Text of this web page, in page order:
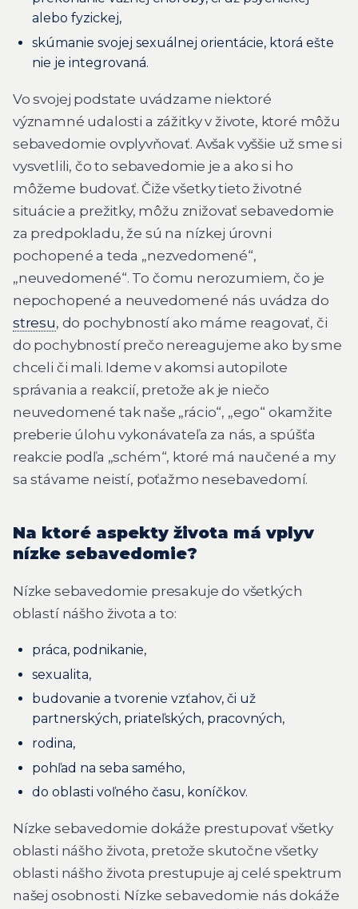
alebo fyzickej,
skúmanie svojej sexuálnej orientácie, ktorá ešte
nie je integrovaná.
Vo svojej podstate uvádzame niektoré
významné udalosti a zážitky v živote, ktoré môžu
sebavedomie ovplyvňovať. Avšak vyššie už sme si
vysvetlili, čo to sebavedomie je a ako si ho
môžeme budovať. Čiže všetky tieto životné
situácie a prežitky, môžu znižovať sebavedomie
za predpokladu, že sú na nízkej úrovni
pochopené a teda „nezvedomené“,
„neuvedomené“. To čomu nerozumiem, čo je
nepochopené a neuvedomené nás uvádza do
stresu, do pochybností ako máme reagovať, či
do pochybností prečo nereagujeme ako by sme
chceli či mali. Ideme v akomsi autopilote
správania a reakcií, pretože ak je niečo
neuvedomené tak naše „rácio“, „ego“ okamžite
preberie úlohu vykonávateľa za nás, a spúšťa
reakcie podľa „schém“, ktoré má naučené a my
sa stávame neistí, poťažmo nesebavedomí.
Na ktoré aspekty života má vplyv
nízke sebavedomie?
Nízke sebavedomie presakuje do všetkých
oblastí nášho života a to:
práca, podnikanie,
sexualita,
budovanie a tvorenie vzťahov, či už
partnerských, priateľských, pracovných,
rodina,
pohľad na seba samého,
do oblasti voľného času, koníčkov.
Nízke sebavedomie dokáže prestupovať všetky
oblasti nášho života, pretože skutočne všetky
oblasti nášho života prestupuje aj celé spektrum
našej osobnosti. Nízke sebavedomie nás dokáže